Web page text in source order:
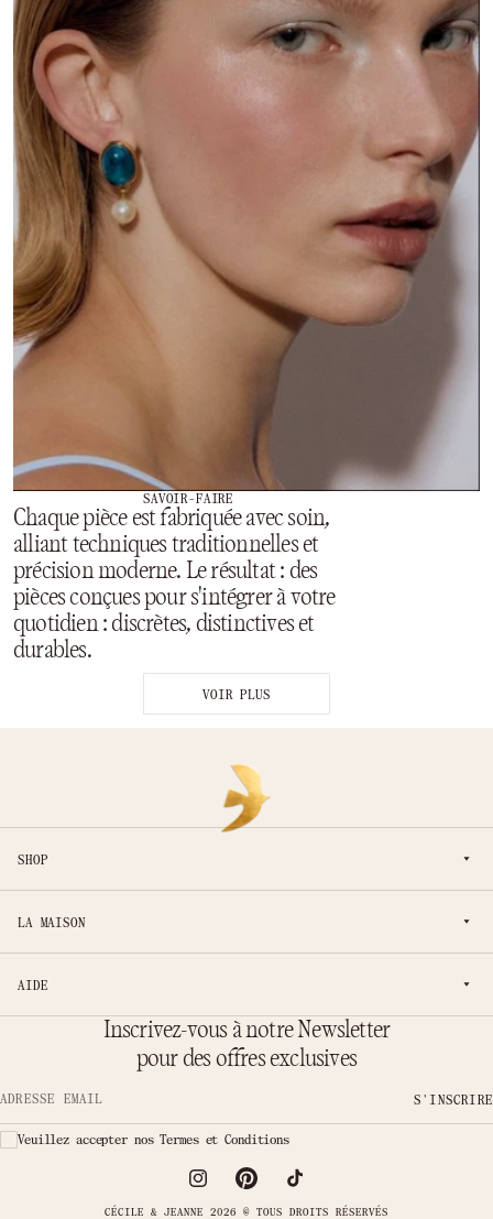
SAVOIR-FAIRE
Chaque pièce est fabriquée avec soin,
alliant techniques traditionnelles et
précision moderne. Le résultat : des
pièces conçues pour s'intégrer à votre
quotidien : discrètes, distinctives et
durables.
VOIR PLUS
SHOP
LA MAISON
AIDE
Inscrivez-vous à notre Newsletter
pour des offres exclusives
Adresse email S'INSCRIRE
Veuillez accepter nos Termes et Conditions
CÉCILE & JEANNE 2026 © TOUS DROITS RÉSERVÉS